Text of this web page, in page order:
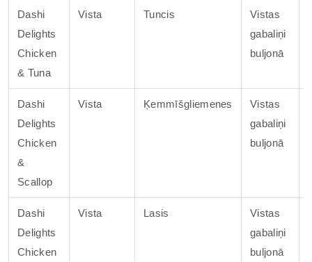
Dashi
Delights
Chicken
& Tuna
Vista Tuncis
Vistas
gabaliņi
buljonā
Dashi
Delights
Chicken
&
Scallop
Vista Ķemmīšgliemenes
Vistas
gabaliņi
buljonā
Dashi
Delights
Chicken
Vista Lasis
Vistas
gabaliņi
buljonā